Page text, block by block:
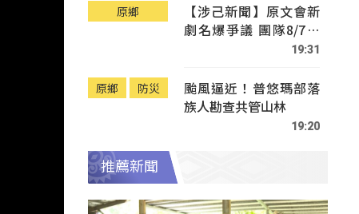
原鄉
【涉己新聞】原文會新
劇名爆爭議 團隊8/7赴
19:31
原鄉 防災
颱風逼近！普悠瑪部落
族人勘查共管山林
19:20
推薦新聞